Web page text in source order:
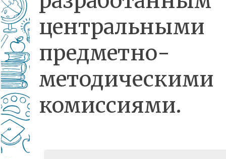
центральными
предметно-
методическими
комиссиями.